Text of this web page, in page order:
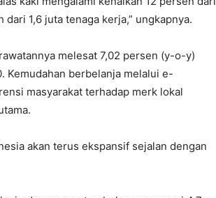
1,6 juta tenaga kerja,” ungkapnya.
melesat 7,02 persen (y-o-y)
Kemudahan berbelanja melalui e-
masyarakat terhadap merk lokal
akan terus ekspansif sejalan dengan